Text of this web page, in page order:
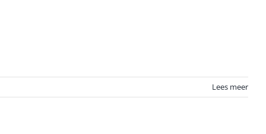
Lees meer